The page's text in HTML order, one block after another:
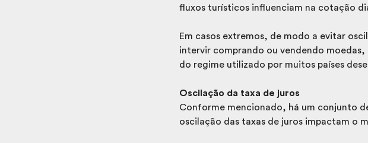
fluxos turísticos influenciam na cotação
Em casos extremos, de modo a evitar
intervir comprando ou vendendo
do regime utilizado por muitos países
Oscilação da taxa de juros
Conforme mencionado, há um conjunto
oscilação das taxas de juros impactam o